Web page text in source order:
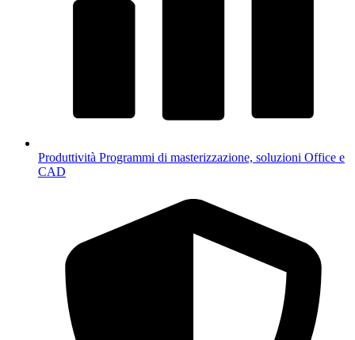
Produttività Programmi di masterizzazione, soluzioni Office e
CAD